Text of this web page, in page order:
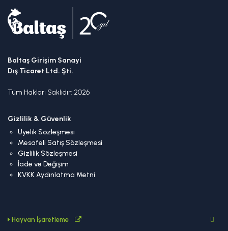
Baltaş Girişim Sanayi
Dış Ticaret Ltd. Şti.
Tüm Hakları Saklıdır: 2026
Gizlilik & Güvenlik
Üyelik Sözleşmesi
Mesafeli Satış Sözleşmesi
Gizlilik Sözleşmesi
İade ve Değişim
KVKK Aydınlatma Metni
Hayvan İşaretleme